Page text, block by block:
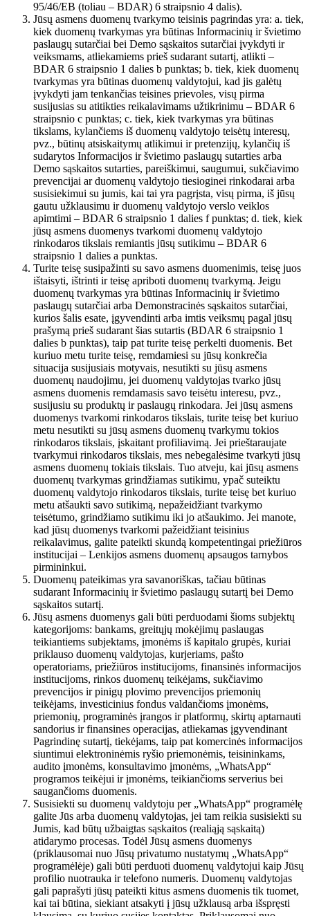
95/46/EB (toliau – BDAR) 6 straipsnio 4 dalis).
Jūsų asmens duomenų tvarkymo teisinis pagrindas yra: a. tiek,
kiek duomenų tvarkymas yra būtinas Informacinių ir švietimo
paslaugų sutarčiai bei Demo sąskaitos sutarčiai įvykdyti ir
veiksmams, atliekamiems prieš sudarant sutartį, atlikti –
BDAR 6 straipsnio 1 dalies b punktas; b. tiek, kiek duomenų
tvarkymas yra būtinas duomenų valdytojui, kad jis galėtų
įvykdyti jam tenkančias teisines prievoles, visų pirma
susijusias su atitikties reikalavimams užtikrinimu – BDAR 6
straipsnio c punktas; c. tiek, kiek tvarkymas yra būtinas
tikslams, kylančiems iš duomenų valdytojo teisėtų interesų,
pvz., būtinų atsiskaitymų atlikimui ir pretenzijų, kylančių iš
sudarytos Informacijos ir švietimo paslaugų sutarties arba
Demo sąskaitos sutarties, pareiškimui, saugumui, sukčiavimo
prevencijai ar duomenų valdytojo tiesioginei rinkodarai arba
susisiekimui su jumis, kai tai yra pagrįsta, visų pirma, iš jūsų
gautu užklausimu ir duomenų valdytojo verslo veiklos
apimtimi – BDAR 6 straipsnio 1 dalies f punktas; d. tiek, kiek
jūsų asmens duomenys tvarkomi duomenų valdytojo
rinkodaros tikslais remiantis jūsų sutikimu – BDAR 6
straipsnio 1 dalies a punktas.
Turite teisę susipažinti su savo asmens duomenimis, teisę juos
ištaisyti, ištrinti ir teisę apriboti duomenų tvarkymą. Jeigu
duomenų tvarkymas yra būtinas Informacinių ir švietimo
paslaugų sutarčiai arba Demonstracinės sąskaitos sutarčiai,
kurios šalis esate, įgyvendinti arba imtis veiksmų pagal jūsų
prašymą prieš sudarant šias sutartis (BDAR 6 straipsnio 1
dalies b punktas), taip pat turite teisę perkelti duomenis. Bet
kuriuo metu turite teisę, remdamiesi su jūsų konkrečia
situacija susijusiais motyvais, nesutikti su jūsų asmens
duomenų naudojimu, jei duomenų valdytojas tvarko jūsų
asmens duomenis remdamasis savo teisėtu interesu, pvz.,
susijusiu su produktų ir paslaugų rinkodara. Jei jūsų asmens
duomenys tvarkomi rinkodaros tikslais, turite teisę bet kuriuo
metu nesutikti su jūsų asmens duomenų tvarkymu tokios
rinkodaros tikslais, įskaitant profiliavimą. Jei prieštaraujate
tvarkymui rinkodaros tikslais, mes nebegalėsime tvarkyti jūsų
asmens duomenų tokiais tikslais. Tuo atveju, kai jūsų asmens
duomenų tvarkymas grindžiamas sutikimu, ypač suteiktu
duomenų valdytojo rinkodaros tikslais, turite teisę bet kuriuo
metu atšaukti savo sutikimą, nepažeidžiant tvarkymo
teisėtumo, grindžiamo sutikimu iki jo atšaukimo. Jei manote,
kad jūsų duomenys tvarkomi pažeidžiant teisinius
reikalavimus, galite pateikti skundą kompetentingai priežiūros
institucijai – Lenkijos asmens duomenų apsaugos tarnybos
pirmininkui.
Duomenų pateikimas yra savanoriškas, tačiau būtinas
sudarant Informacinių ir švietimo paslaugų sutartį bei Demo
sąskaitos sutartį.
Jūsų asmens duomenys gali būti perduodami šioms subjektų
kategorijoms: bankams, greitųjų mokėjimų paslaugas
teikiantiems subjektams, įmonėms iš kapitalo grupės, kuriai
priklauso duomenų valdytojas, kurjeriams, pašto
operatoriams, priežiūros institucijoms, finansinės informacijos
institucijoms, rinkos duomenų teikėjams, sukčiavimo
prevencijos ir pinigų plovimo prevencijos priemonių
teikėjams, investicinius fondus valdančioms įmonėms,
priemonių, programinės įrangos ir platformų, skirtų aptarnauti
sandorius ir finansines operacijas, atliekamas įgyvendinant
Pagrindinę sutartį, tiekėjams, taip pat komercinės informacijos
siuntimui elektroninėmis ryšio priemonėmis, teisininkams,
audito įmonėms, konsultavimo įmonėms, „WhatsApp“
programos teikėjui ir įmonėms, teikiančioms serverius bei
saugančioms duomenis.
Susisiekti su duomenų valdytoju per „WhatsApp“ programėlę
galite Jūs arba duomenų valdytojas, jei tam reikia susisiekti su
Jumis, kad būtų užbaigtas sąskaitos (realiąją sąskaitą)
atidarymo procesas. Todėl Jūsų asmens duomenys
(priklausomai nuo Jūsų privatumo nustatymų „WhatsApp“
programėlėje) gali būti perduoti duomenų valdytojui kaip Jūsų
profilio nuotrauka ir telefono numeris. Duomenų valdytojas
gali paprašyti jūsų pateikti kitus asmens duomenis tik tuomet,
kai tai būtina, siekiant atsakyti į jūsų užklausą arba išspręsti